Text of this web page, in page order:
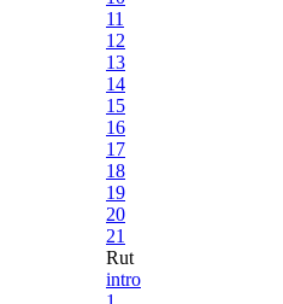
11
12
13
14
15
16
17
18
19
20
21
Rut
intro